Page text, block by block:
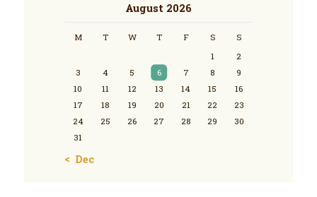
August 2026
M T W T F S
S
1
2
3
4 5 6 7 8
9
10
11 12 13 14 15
16
17
18 19 20 21 22
23
24
25 26 27 28 29
30
31
« Dec